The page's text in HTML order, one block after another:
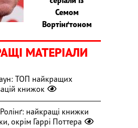
Семом
Вортінґтоном
МАТЕРІАЛИ
ТОП найкращих
книжок
найкращі книжки
окрім Гаррі Поттера